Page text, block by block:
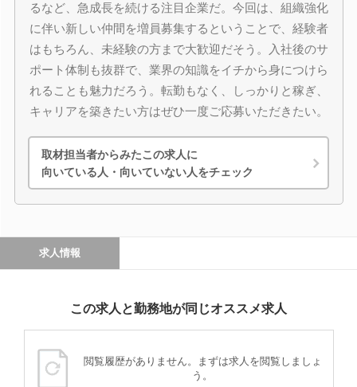
るなど、急成長を続ける注目企業だ。今回は、組織強化
に伴い新しい仲間を増員募集するということで、経験者
はもちろん、未経験の方まで大歓迎だそう。入社後のサ
ポート体制も抜群で、業界の知識をイチから身につけら
れることも魅力だろう。転勤もなく、しっかりと稼ぎ、
キャリアを築きたい方はぜひ一度ご応募いただきたい。
取材担当者からみたこの求人に
向いている人・向いていない人をチェック
求人情報
この求人と勤務地が同じオススメ求人
閲覧履歴がありません。まずは求人を閲覧しましょ
う。